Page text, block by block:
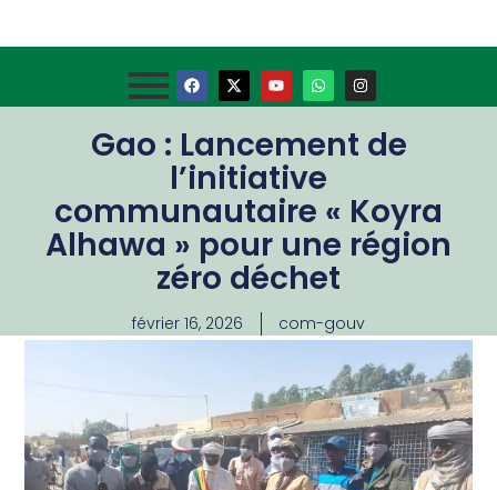
Gao : Lancement de
l’initiative
communautaire « Koyra
Alhawa » pour une région
zéro déchet
février 16, 2026 com-gouv